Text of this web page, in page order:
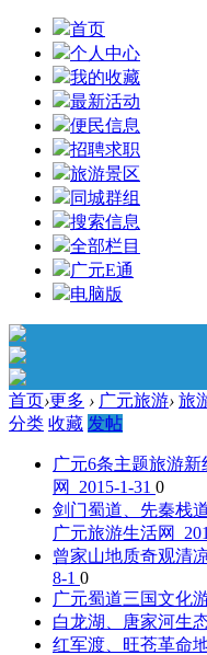
首页
个人中心
我的收藏
最新活动
便民信息
招聘求职
旅游景区
同城群组
搜索信息
全部栏目
广元E通
电脑版
首页›更多 › 广元旅游› 旅
分类 收藏 发帖
广元6条主题旅游
网 2015-1-31 0
剑门蜀道、先秦栈
广元旅游生活网
曾家山地质奇观清
8-1 0
广元蜀道三国文化
白龙湖、唐家河生
红军渡、旺苍革命